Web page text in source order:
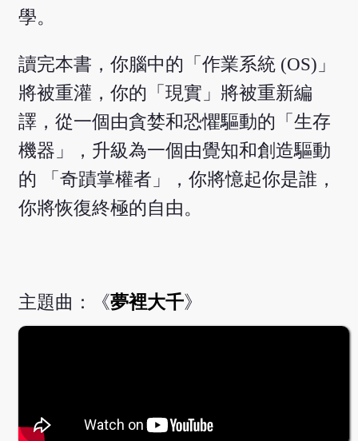
學。
讀完本書，你腦中的「作業系統 (OS)」
將被重灌，你的「現實」將被重新編
譯，從一個由貪婪和恐懼驅動的「生存
機器」，升級為一個由覺知和創造驅動
的 「奇蹟掌權者」，你將憶起你是誰，
你將恢復終極的自由。
主題曲：《夢裡大千》